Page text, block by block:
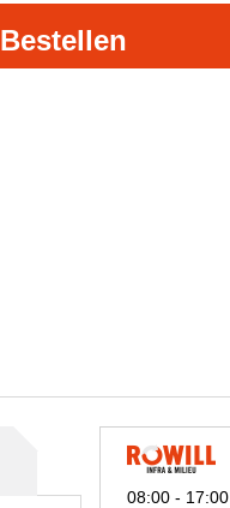
Bestellen
08:00 - 17:00